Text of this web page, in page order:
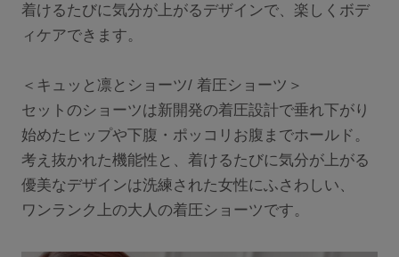
着用方法
洗濯方法
INFORMATION
お知らせ
着けるたびに気分が上がるデザインで、楽しくボデ
ィケアできます。
＜キュッと凛とショーツ/ 着圧ショーツ＞
セットのショーツは新開発の着圧設計で垂れ下がり
始めたヒップや下腹・ポッコリお腹までホールド。
考え抜かれた機能性と、着けるたびに気分が上がる
優美なデザインは洗練された女性にふさわしい、
ワンランク上の大人の着圧ショーツです。